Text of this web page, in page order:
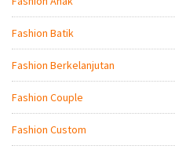
Fashion Batik
Fashion Berkelanjutan
Fashion Couple
Fashion Custom